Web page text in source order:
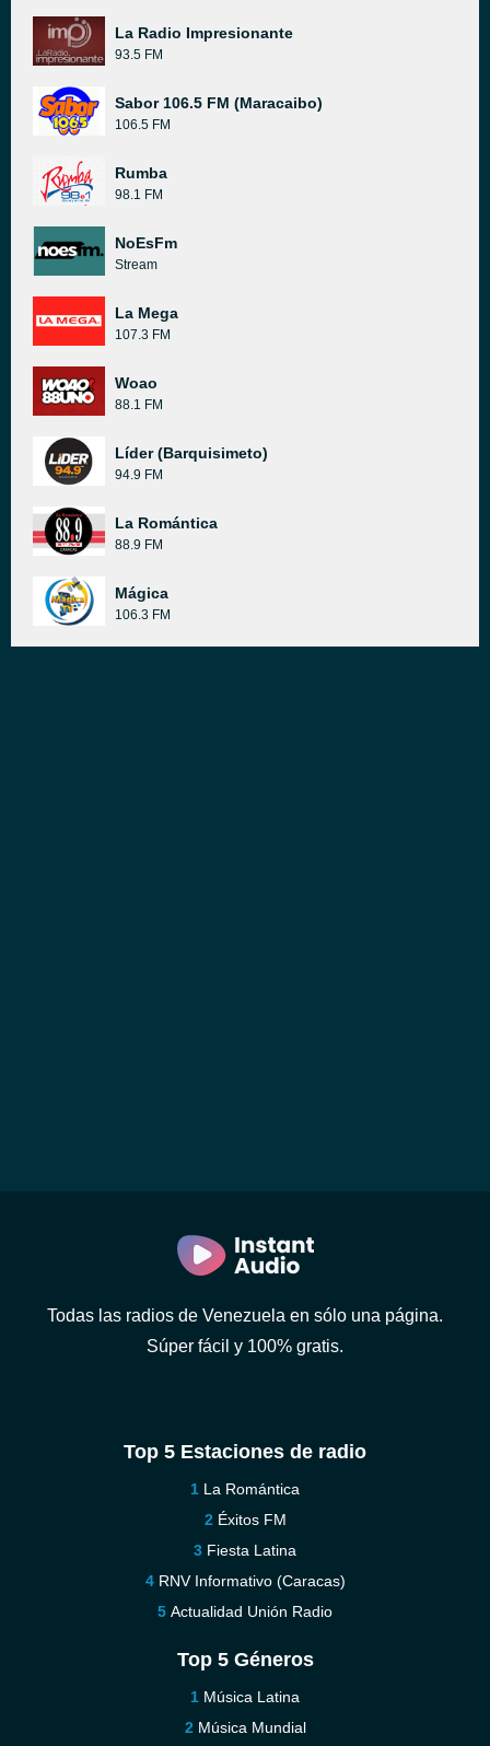
La Radio Impresionante
93.5 FM
Sabor 106.5 FM (Maracaibo)
106.5 FM
Rumba
98.1 FM
NoEsFm
Stream
La Mega
107.3 FM
Woao
88.1 FM
Líder (Barquisimeto)
94.9 FM
La Romántica
88.9 FM
Mágica
106.3 FM
Todas las radios de Venezuela en sólo una página.
Súper fácil y 100% gratis.
Top 5 Estaciones de radio
La Romántica
Éxitos FM
Fiesta Latina
RNV Informativo (Caracas)
Actualidad Unión Radio
Top 5 Géneros
Música Latina
Música Mundial